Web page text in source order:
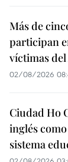
Más de
participan
víctimas
02/08/2026
Ciudad Ho
inglés
sistema